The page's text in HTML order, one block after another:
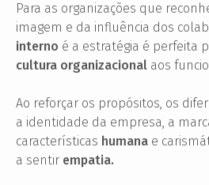
Para as organizações que
imagem e da influência dos
interno é a estratégia é perfeita
cultura organizacional aos
Ao reforçar os propósitos, os
a identidade da empresa, a
características humana e
a sentir empatia.